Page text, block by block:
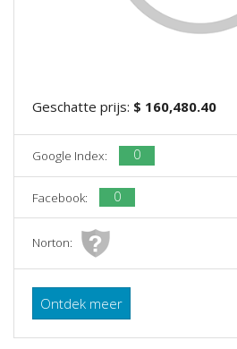
Geschatte prijs: $ 160,480.40
Google Index: 0
Facebook: 0
Norton:
Ontdek meer